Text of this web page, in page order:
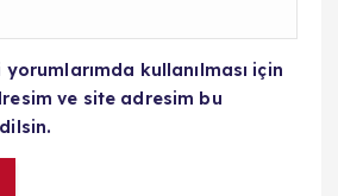
kullanılması için
ve site adresim bu